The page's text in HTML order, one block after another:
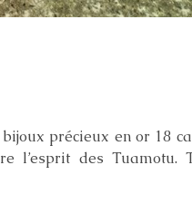
précieux en or 18
l’esprit des Tuamotu.